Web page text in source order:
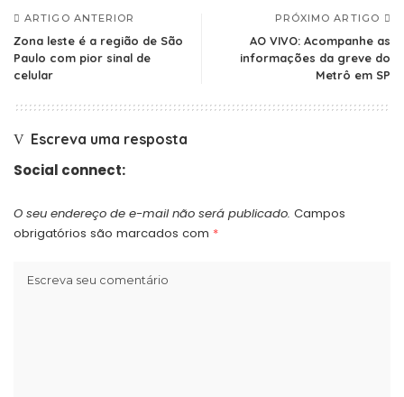
ARTIGO ANTERIOR
Zona leste é a região de São
Paulo com pior sinal de
celular
PRÓXIMO ARTIGO
AO VIVO: Acompanhe as
informações da greve do
Metrô em SP
Escreva uma resposta
Social connect:
O seu endereço de e-mail não será publicado. Campos
obrigatórios são marcados com *